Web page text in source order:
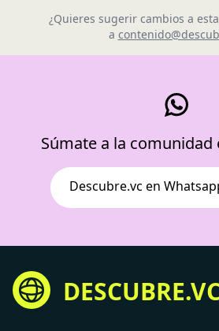
¿Quieres sugerir cambios a
a
Súmate a la comunidad
Descubre.vc en